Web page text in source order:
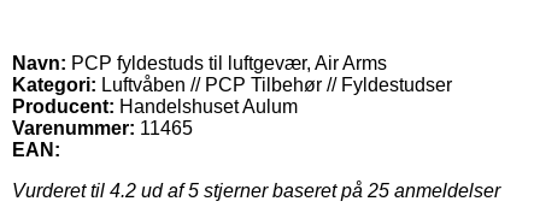
Navn: PCP fyldestuds til luftgevær, Air Arms
Kategori: Luftvåben // PCP Tilbehør // Fyldestudser
Producent: Handelshuset Aulum
Varenummer: 11465
EAN:
Vurderet til 4.2 ud af 5 stjerner baseret på 25 anmeldelser